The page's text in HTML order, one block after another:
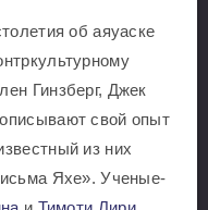
об аяуаске
Гинзберг, Джек
свой опыт
из них
Яхе». Ученые-